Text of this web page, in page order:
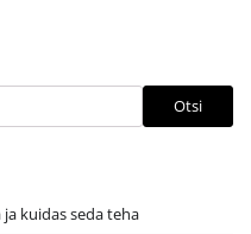
Otsi
kuidas seda teha